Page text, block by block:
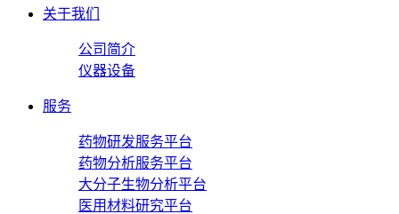
关于我们
公司简介
仪器设备
服务
药物研发服务平台
药物分析服务平台
大分子生物分析平台
医用材料研究平台